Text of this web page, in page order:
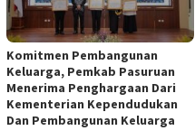
Komitmen Pembangunan
Keluarga, Pemkab Pasuruan
Menerima Penghargaan Dari
Kementerian Kependudukan
Dan Pembangunan Keluarga